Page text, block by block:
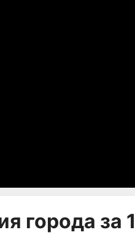
города за